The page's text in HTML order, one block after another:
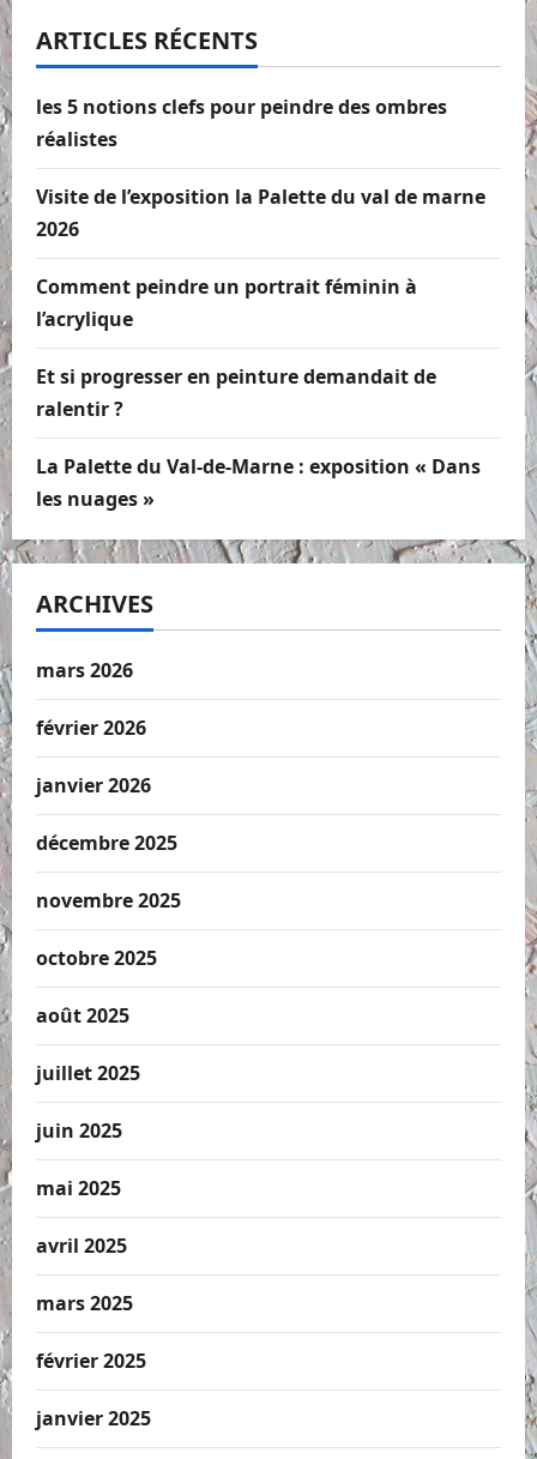
ARTICLES RÉCENTS
les 5 notions clefs pour peindre des ombres
réalistes
Visite de l’exposition la Palette du val de marne
2026
Comment peindre un portrait féminin à
l’acrylique
Et si progresser en peinture demandait de
ralentir ?
La Palette du Val-de-Marne : exposition « Dans
les nuages »
ARCHIVES
mars 2026
février 2026
janvier 2026
décembre 2025
novembre 2025
octobre 2025
août 2025
juillet 2025
juin 2025
mai 2025
avril 2025
mars 2025
février 2025
janvier 2025